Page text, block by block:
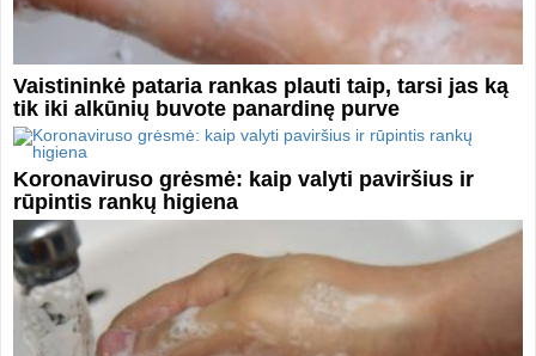
Vaistininkė pataria rankas plauti taip, tarsi jas ką
tik iki alkūnių buvote panardinę purve
Koronaviruso grėsmė: kaip valyti paviršius ir
rūpintis rankų higiena